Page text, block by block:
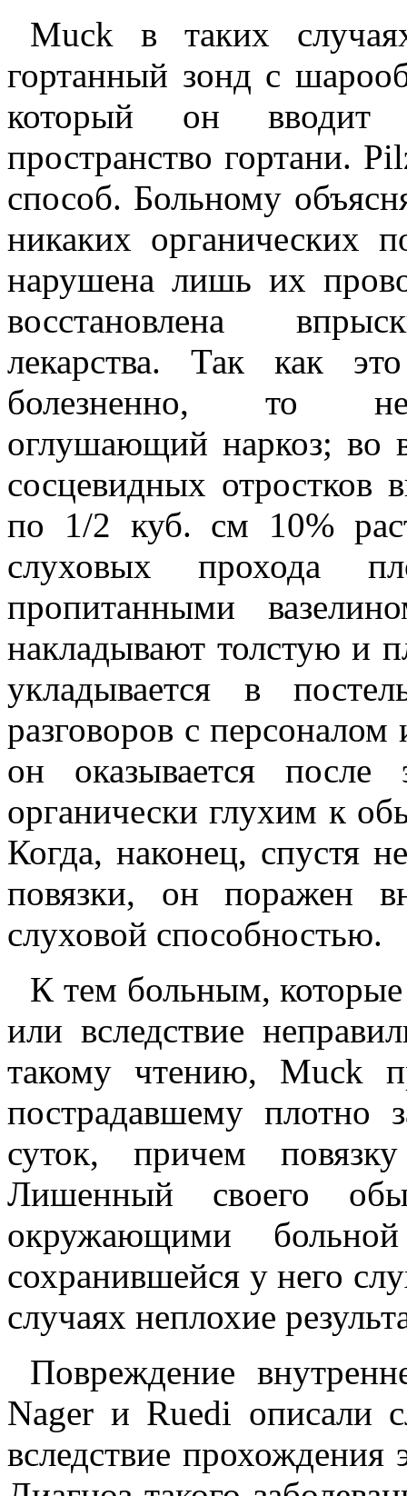
Muck в таких
гортанный зонд с
который он вводит
пространство гортани.
способ. Больному
никаких органических
нарушена лишь их
восстановлена
лекарства. Так как
болезненно, то
оглушающий наркоз; во
сосцевидных отростков
по 1/2 куб. см 10%
слуховых прохода
пропитанными
накладывают толстую и
укладывается в
разговоров с
он оказывается после
органически глухим к
Когда, наконец, спустя
повязки, он поражен
слуховой способностью.
К тем больным,
или вследствие
такому чтению, Muck
пострадавшему плотно
суток, причем
Лишенный своего
окружающими
сохранившейся у него
случаях неплохие
Повреждение
Nager и Ruedi описали
вследствие прохождения